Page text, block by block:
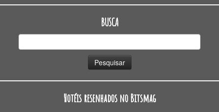
BUSCA
Hotéis resenhados no Bitsmag